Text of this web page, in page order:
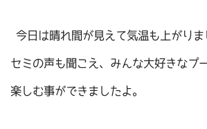
今日は晴れ間が見えて気温も上がりま
セミの声も聞こえ、みんな大好きなプ
楽しむ事ができましたよ。